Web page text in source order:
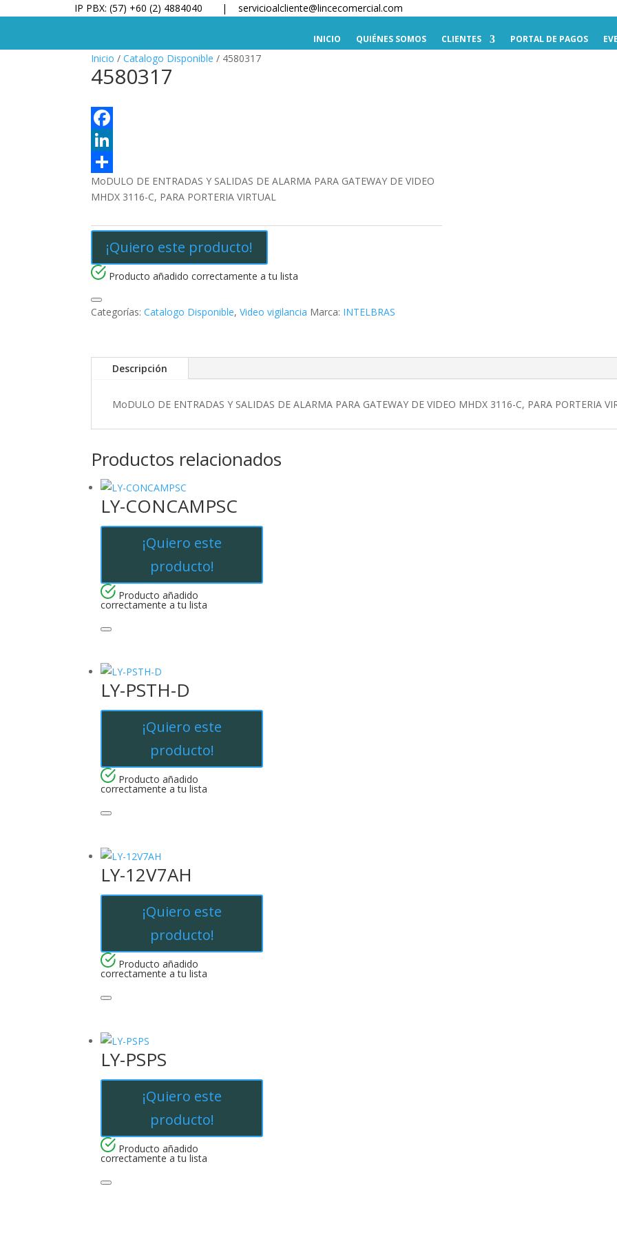
IP PBX: (57) +60 (2) 4884040 | servicioalcliente@lincecomercial.com
INICIO QUIÉNES SOMOS CLIENTES PORTAL DE PAGOS
Inicio / Catalogo Disponible / 4580317
4580317
F
a
c
b
o
L
i
k
d
n
C
m
a
t
r
MoDULO DE ENTRADAS Y SALIDAS DE ALARMA PARA GATEWAY DE VIDEO
MHDX 3116-C, PARA PORTERIA VIRTUAL
¡Quiero este producto!
Producto añadido correctamente a tu lista
Categorías: Catalogo Disponible, Video vigilancia Marca: INTELBRAS
Descripción
MoDULO DE ENTRADAS Y SALIDAS DE ALARMA PARA GATEWAY DE VIDEO MHDX 3116-C, PARA PORTERIA
Productos relacionados
LY-CONCAMPSC
¡Quiero este
producto!
Producto añadido
correctamente a tu lista
LY-PSTH-D
¡Quiero este
producto!
Producto añadido
correctamente a tu lista
LY-12V7AH
¡Quiero este
producto!
Producto añadido
correctamente a tu lista
LY-PSPS
¡Quiero este
producto!
Producto añadido
correctamente a tu lista